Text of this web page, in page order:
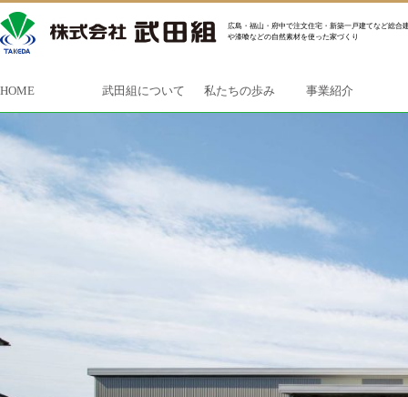
広島・福山・府中で注文住宅・新築一戸建てなど総合
や漆喰などの自然素材を使った家づくり
HOME 武田組について 私たちの歩み 事業紹介